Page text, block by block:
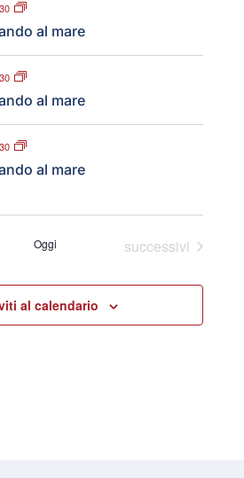
al mare
al mare
al mare
Oggi Eventi
successivi
al calendario